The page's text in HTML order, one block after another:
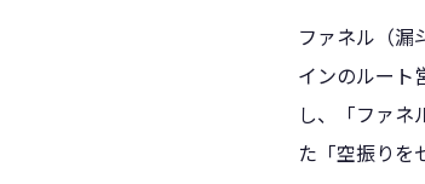
ファネル（漏
インのルート
し、「ファネ
た「空振りを